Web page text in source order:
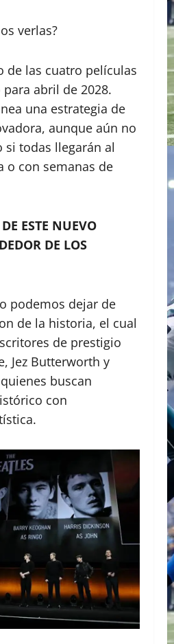
verlas?
de las cuatro películas
abril de 2028.
una estrategia de
aunque aún no
si todas llegarán al
o con semanas de
ESTE NUEVO
DE LOS
podemos dejar de
de la historia, el cual
de prestigio
Jez Butterworth y
buscan
con